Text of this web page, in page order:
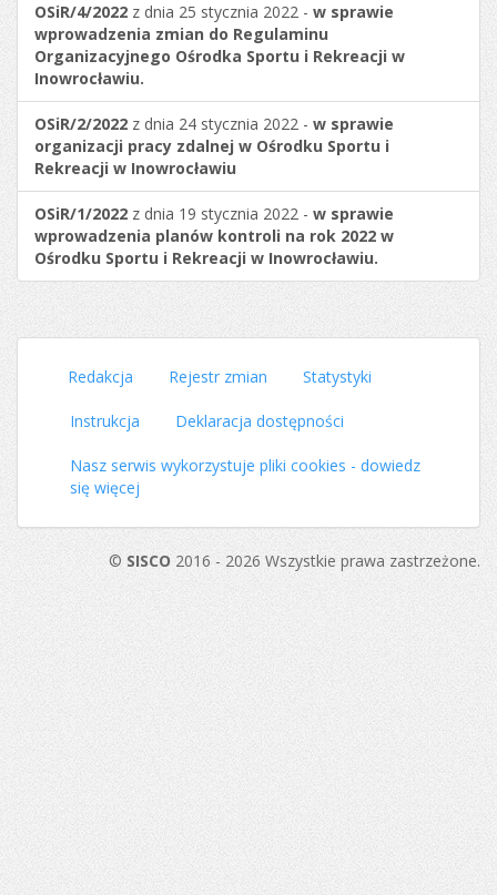
OSiR/4/2022 z dnia 25 stycznia 2022 - w sprawie
wprowadzenia zmian do Regulaminu
Organizacyjnego Ośrodka Sportu i Rekreacji w
Inowrocławiu.
OSiR/2/2022 z dnia 24 stycznia 2022 - w sprawie
organizacji pracy zdalnej w Ośrodku Sportu i
Rekreacji w Inowrocławiu
OSiR/1/2022 z dnia 19 stycznia 2022 - w sprawie
wprowadzenia planów kontroli na rok 2022 w
Ośrodku Sportu i Rekreacji w Inowrocławiu.
Redakcja Rejestr zmian Statystyki
Instrukcja Deklaracja dostępności
Nasz serwis wykorzystuje pliki cookies - dowiedz
się więcej
© SISCO 2016 - 2026 Wszystkie prawa zastrzeżone.